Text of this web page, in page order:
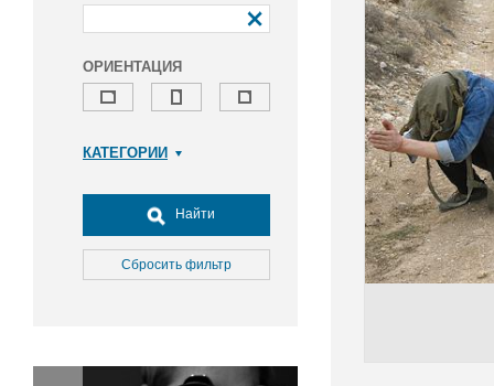
ОРИЕНТАЦИЯ
КАТЕГОРИИ
Досуг, туризм и отдых
Культура
Медицина
Окружающая среда
Найти
Сбросить фильтр